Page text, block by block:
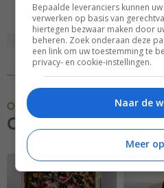
Ontdek meer
Chocolade
Bepaalde leveranciers kunnen
verwerken op basis van
hiertegen bezwaar maken door
beheren. Zoek onderaan deze
een link om uw toestemming te
privacy- en cookie-instellingen.
Naar de
Meer